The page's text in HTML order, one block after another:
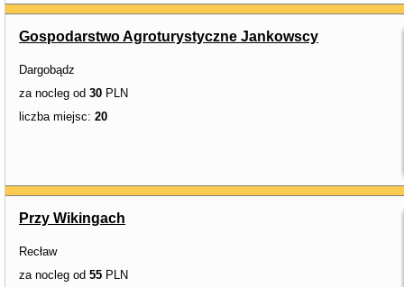
Gospodarstwo Agroturystyczne Jankowscy
Dargobądz
za nocleg od 30 PLN
liczba miejsc: 20
Przy Wikingach
Recław
za nocleg od 55 PLN